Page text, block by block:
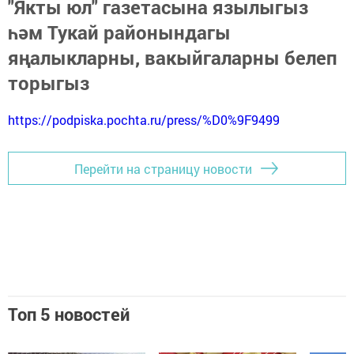
"Якты юл" газетасына язылыгыз
һәм Тукай районындагы
яңалыкларны, вакыйгаларны белеп
торыгыз
https://podpiska.pochta.ru/press/%D0%9F9499
Перейти на страницу новости
Топ 5 новостей